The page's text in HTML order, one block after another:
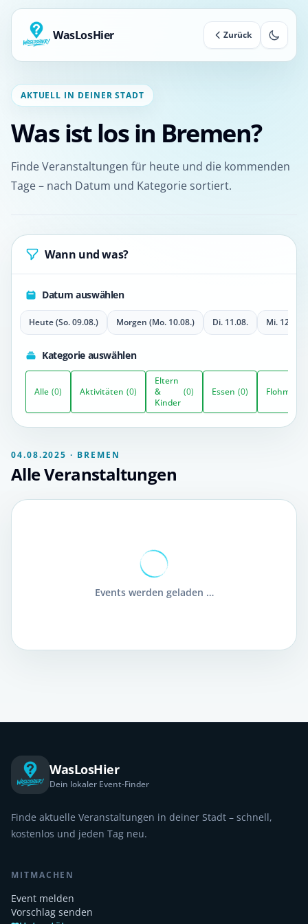
WasLosHier Zurück
AKTUELL IN DEINER STADT
Was ist los in Bremen?
Finde Veranstaltungen für heute und die kommenden
Tage – nach Datum und Kategorie sortiert.
Wann und was?
Datum auswählen
Heute (So. 09.08.) Morgen (Mo. 10.08.) Di. 11.08. Mi. 12.08.
Kategorie auswählen
Alle (0) Aktivitäten (0)
Eltern
&
Kinder
(0) Essen (0) Flohmarkt
04.08.2025 · BREMEN
Alle Veranstaltungen
Events werden geladen …
WasLosHier
Dein lokaler Event-Finder
Finde aktuelle Veranstaltungen in deiner Stadt – schnell,
kostenlos und jeden Tag neu.
MITMACHEN
Event melden
Vorschlag senden